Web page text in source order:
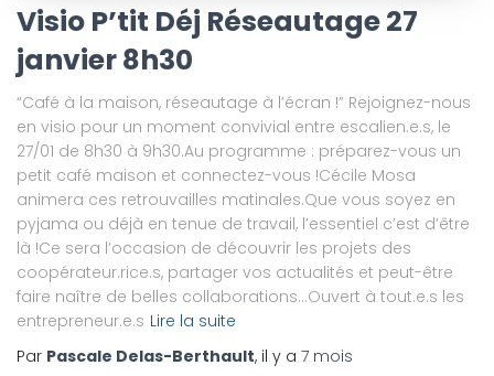
Visio P’tit Déj Réseautage 27
janvier 8h30
“Café à la maison, réseautage à l’écran !” Rejoignez-nous
en visio pour un moment convivial entre escalien.e.s, le
27/01 de 8h30 à 9h30.Au programme : préparez-vous un
petit café maison et connectez-vous !Cécile Mosa
animera ces retrouvailles matinales.Que vous soyez en
pyjama ou déjà en tenue de travail, l’essentiel c’est d’être
là !Ce sera l’occasion de découvrir les projets des
coopérateur.rice.s, partager vos actualités et peut-être
faire naître de belles collaborations…Ouvert à tout.e.s les
entrepreneur.e.s Lire la suite
Par Pascale Delas-Berthault, il y a 7 mois